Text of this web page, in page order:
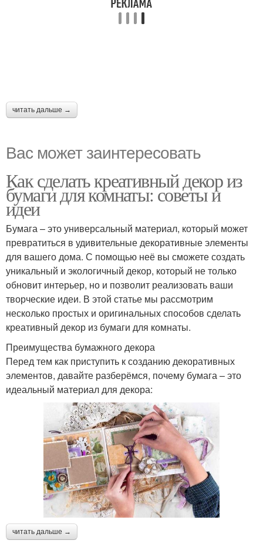
читать дальше →
Вас может заинтересовать
Как сделать креативный декор из
бумаги для комнаты: советы и
идеи
Бумага – это универсальный материал, который может
превратиться в удивительные декоративные элементы
для вашего дома. С помощью неё вы сможете создать
уникальный и экологичный декор, который не только
обновит интерьер, но и позволит реализовать ваши
творческие идеи. В этой статье мы рассмотрим
несколько простых и оригинальных способов сделать
креативный декор из бумаги для комнаты.
Преимущества бумажного декора
Перед тем как приступить к созданию декоративных
элементов, давайте разберёмся, почему бумага – это
идеальный материал для декора:
читать дальше →